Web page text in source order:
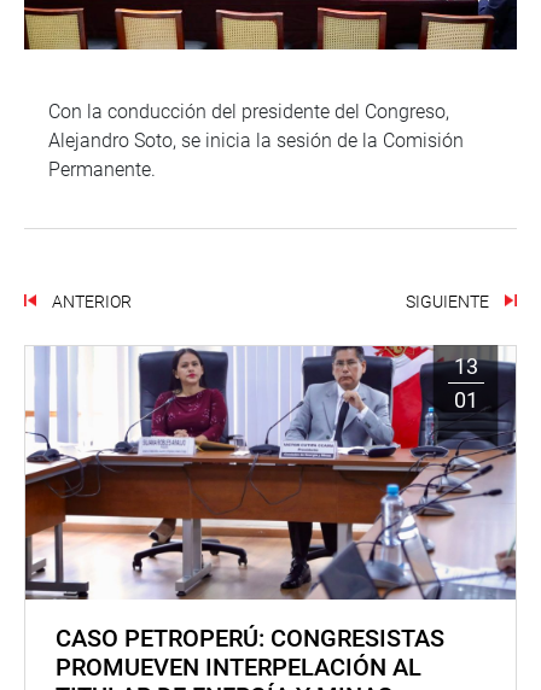
Con la conducción del presidente del Congreso,
Alejandro Soto, se inicia la sesión de la Comisión
Permanente.
ANTERIOR SIGUIENTE
13
01
CASO PETROPERÚ: CONGRESISTAS
PROMUEVEN INTERPELACIÓN AL